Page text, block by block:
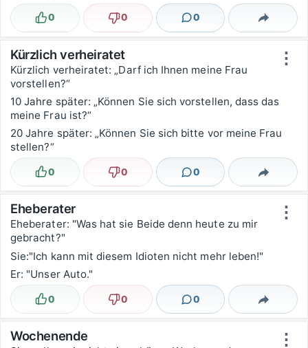
Lustig
0 Nicht lustig
0 0
Kommentare Teilen
⋮
Kürzlich verheiratet
Kürzlich verheiratet: „Darf ich Ihnen meine Frau
vorstellen?“
10 Jahre später: „Können Sie sich vorstellen, dass das
meine Frau ist?“
20 Jahre später: „Können Sie sich bitte vor meine Frau
stellen?“
Lustig
0 Nicht lustig
0 0
Kommentare Teilen
⋮
Eheberater
Eheberater: "Was hat sie Beide denn heute zu mir
gebracht?"
Sie:"Ich kann mit diesem Idioten nicht mehr leben!"
Er: "Unser Auto."
Lustig
0 Nicht lustig
0 0
Kommentare Teilen
⋮
Wochenende